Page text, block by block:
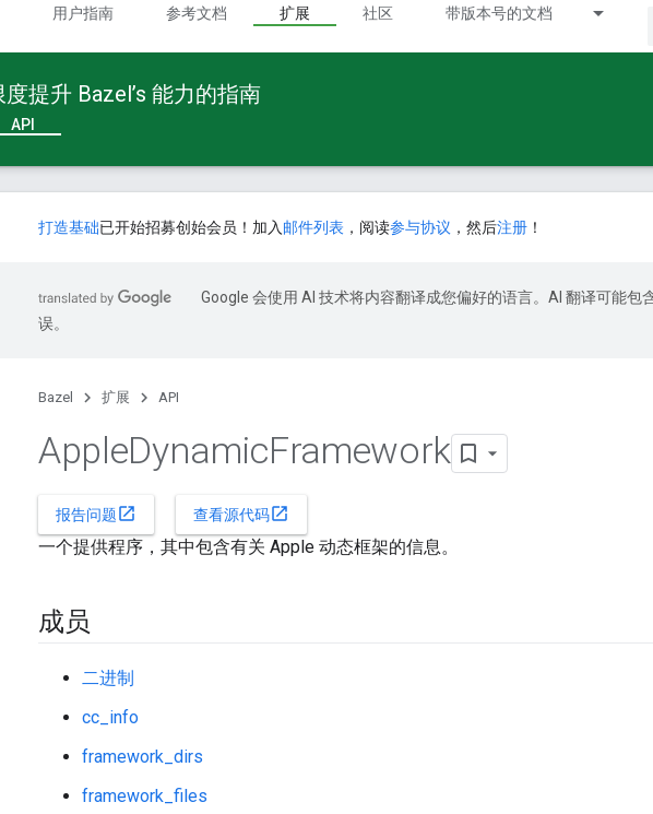
用户指南 参考文档 扩展 社区 带版本号的文档
提升 Bazel’s 能力的指南
API
打造基础已开始招募创始会员！加入 邮件列表 ，阅读参与协议 ，然后注册 ！
Google 会使用 AI 技术将内容翻译成您偏好的语言。AI 翻译可能包
误。
Bazel 扩展 API
AppleDynamicFramework
报告问题 open_in_new 查看源代码open_in_new
一个提供程序，其中包含有关 Apple 动态框架的信息。
成员
二进制
cc_info
framework_dirs
framework_files